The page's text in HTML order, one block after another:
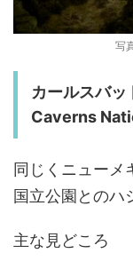
写
カールスバ
Caverns
同じくニューメ
国立公園とのハ
主な見どころ